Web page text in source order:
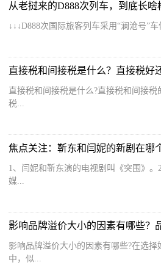
从老挝来的D888次列车，到底长啥
↓↓↓D888次国际旅客列车采用“澜沧号”
直接税和间接税是什么？直接税好
直接税和间接税是什么?直接税和间接
税...
1、闫妮和靳东演的电视剧叫《突围》
媒...
影响品牌溢价大小的因素有哪些？
影响品牌溢价大小的因素有哪些?在选
中，似...